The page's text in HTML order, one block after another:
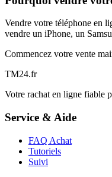
Vendre votre téléphone en
vendre un iPhone, un
Commencez votre vente
TM24.fr
Votre rachat en ligne fiable
Service & Aide
FAQ Achat
Tutoriels
Suivi